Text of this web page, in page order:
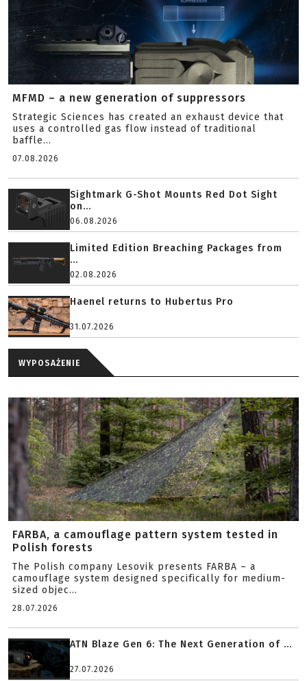
MFMD – a new generation of suppressors
Strategic Sciences has created an exhaust device that
uses a controlled gas flow instead of traditional
baffle...
07.08.2026
Sightmark G-Shot Mounts Red Dot Sight
on...
06.08.2026
Limited Edition Breaching Packages from
...
02.08.2026
Haenel returns to Hubertus Pro
31.07.2026
WYPOSAŻENIE
FARBA, a camouflage pattern system tested in
Polish forests
The Polish company Lesovik presents FARBA – a
camouflage system designed specifically for medium-
sized objec...
28.07.2026
ATN Blaze Gen 6: The Next Generation of ...
27.07.2026